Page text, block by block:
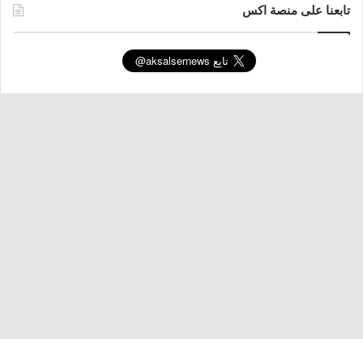
تابعنا على منصة اكس